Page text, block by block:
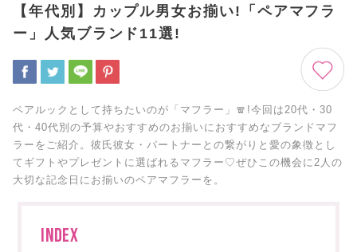
【年代別】カップル男女お揃い!「ペアマフラ
ー」人気ブランド11選!
ペアルックとして持ちたいのが「マフラー」🧣!今回は20代・30
代・40代別の予算やおすすめのお揃いにおすすめなブランドマフ
ラーをご紹介。彼氏彼女・パートナーとの繋がりと愛の象徴とし
てギフトやプレゼントに選ばれるマフラー♡ぜひこの機会に2人の
大切な記念日にお揃いのペアマフラーを。
INDEX